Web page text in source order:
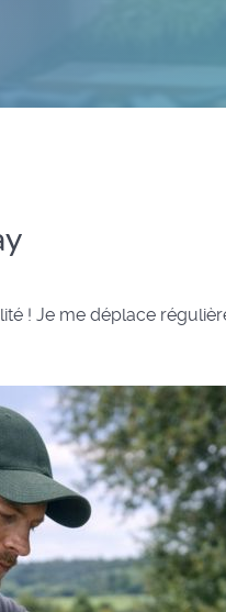
! Je me déplace